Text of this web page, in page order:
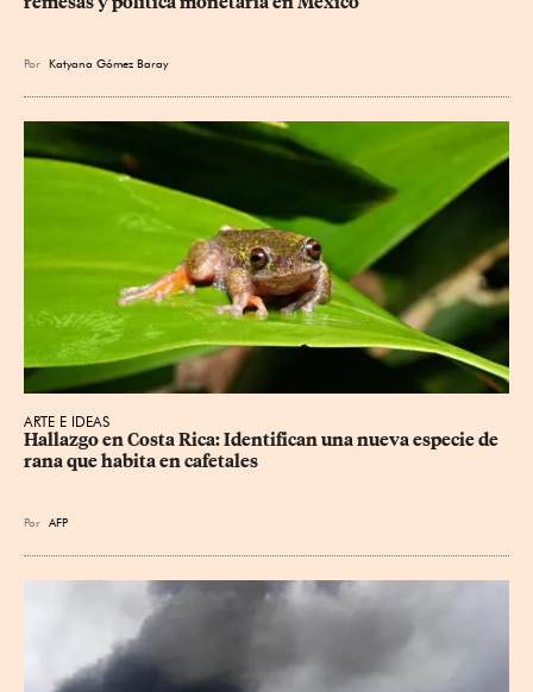
Por Katyana Gómez Baray
ARTE E IDEAS
Hallazgo en Costa Rica: Identifican una nueva especie de
rana que habita en cafetales
Por AFP